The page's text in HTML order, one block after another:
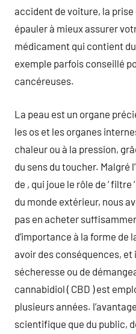
accident de voiture, la prise
épauler à mieux assurer
médicament qui contient
exemple parfois conseillé
cancéreuses.
La peau est un organe
les os et les organes
chaleur ou à la pression,
du sens du toucher. Malgré
de , qui joue le rôle de ‘ filtre
du monde extérieur, nous
pas en acheter
d’importance à la forme de
avoir des conséquences, et
sécheresse ou de
cannabidiol ( CBD ) est
plusieurs années.
scientifique que du public,